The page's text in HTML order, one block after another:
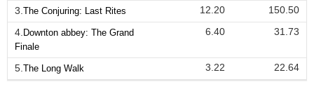
3. The Conjuring: Last Rites 12.20
150.50
4. Downton abbey: The Grand
Finale
6.40 31.73
5. The Long Walk 3.22 22.64